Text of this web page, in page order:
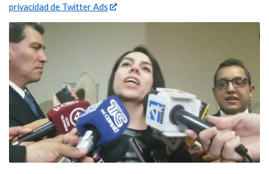
privacidad de Twitter Ads